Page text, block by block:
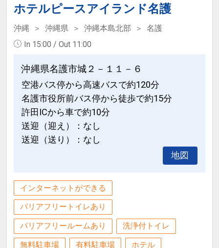
●屋外プール・フィットネスジム・Ｗｉ
ール：営業期間４月～１０月予定）
※旅行代金に含まれます。
お子様ポイント
●お子様用ルームウェア・スリッパをご
用意♪
連泊ポイント
●３連泊以上ご宿泊の方に、滞在中ラン
チ１回付（限定メニュー）
※旅行代金に含まれます。
「空室照会結果確認画面」でご確認くだ
さい。
割引がございます
ご宿泊の６０日前までにお申し込みにな
ると
１泊につきおひとり様 １，０００円引
※早期申込期間を過ぎてからの変更（人
数の内訳・客室タイプ・食事条件・プラ
ン・氏名・人員・泊数の増減等の変更）
ません。
※他の割引との併用はできません。
※割引適用後のご旅行代金は、カレンダ
ーからお進みいただいた後表示される
「空室照会結果確認画面」でご確認くだ
ホテルピースアイランド名護
沖縄 沖縄県 沖縄本島北部
名護
In 15:00 / Out 11:00
沖縄県名護市城２－１１－６
空港バス停から高速バスで約120分
名護市役所前バス停から徒歩で約15分
許田ICから車で約10分
送迎（迎え）：なし
送迎（送り）：なし
地図
インターネットができる
バリアフリートイレあり
バリアフリールームあり 洗浄付トイレ
無料駐車場 有料駐車場 ホテル